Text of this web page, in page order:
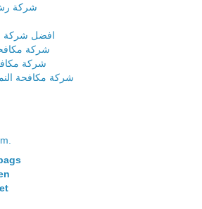
شركة
افضل شركة
شركة
شركة
شركة مكافحة